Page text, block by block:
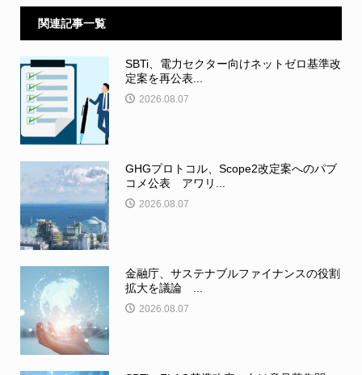
関連記事一覧
SBTi、電力セクター向けネットゼロ基準改
定案を再公表...
2026.08.07
GHGプロトコル、Scope2改定案へのパブ
コメ公表 アワリ...
2026.08.07
金融庁、サステナブルファイナンスの役割
拡大を議論 ...
2026.08.07